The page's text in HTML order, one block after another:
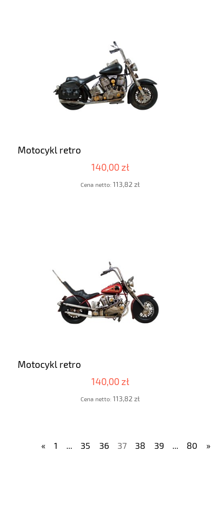
Motocykl retro
140,00 zł
Cena netto: 113,82 zł
Motocykl retro
140,00 zł
Cena netto: 113,82 zł
« 1 ... 35 36 37 38 39 ... 80 »